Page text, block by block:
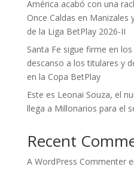
América acabó con una
Once Caldas en
de la Liga BetPlay 2026-II
Santa Fe sigue firme en
descanso a los titulares y
en la Copa BetPlay
Este es Leonai Souza, el
llega a Millonarios para el
Recent
A WordPress Commenter